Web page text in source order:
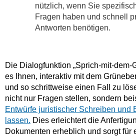
nützlich, wenn Sie
Fragen haben und schnell
Antworten benötigen.
Die Dialogfunktion „Sprich-mit-dem-
es Ihnen, interaktiv mit dem
und so schrittweise einen Fall zu
nicht nur Fragen stellen, sondern
Entwürfe juristischer Schreiben und
lassen. Dies erleichtert die
Dokumenten erheblich und sorgt für